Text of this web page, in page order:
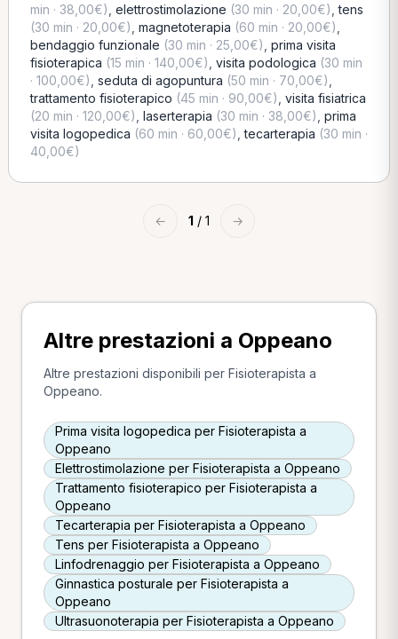
min · 38,00€) elettrostimolazione (30 min · 20,00€) ,tens
(30 min · 20,00€) magnetoterapia (60 min · 20,00€)
bendaggio funzionale (30 min · 25,00€) prima visita
fisioterapica (15 min · 140,00€) visita podologica (30 min
· 100,00€) seduta di agopuntura (50 min · 70,00€)
trattamento fisioterapico (45 min · 90,00€) visita fisiatrica
(20 min · 120,00€) laserterapia (30 min · 38,00€) prima
visita logopedica (60 min · 60,00€) ,tecarterapia (30 min ·
40,00€)
← 1 / 1 →
Altre prestazioni a Oppeano
Altre prestazioni disponibili per Fisioterapista a
Oppeano.
Prima visita logopedica per Fisioterapista a
Oppeano
Elettrostimolazione per Fisioterapista a Oppeano
Trattamento fisioterapico per Fisioterapista a
Oppeano
Tecarterapia per Fisioterapista a Oppeano
Tens per Fisioterapista a Oppeano
Linfodrenaggio per Fisioterapista a Oppeano
Ginnastica posturale per Fisioterapista a
Oppeano
Ultrasuonoterapia per Fisioterapista a Oppeano